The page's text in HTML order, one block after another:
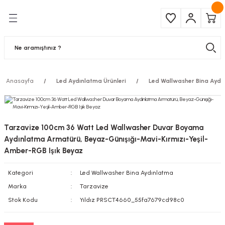
Anasayfa Led Aydınlatma Ürünleri Led Wallwasher Bina
Tarzavize 100cm 36 Watt Led Wallwasher Duvar Boyama
Aydınlatma Armatürü, Beyaz-Günışığı-Mavi-Kırmızı-Yeşil-
Amber-RGB Işık Beyaz
Kategori
Led Wallwasher Bina Aydınlatma
Marka
Tarzavize
Stok Kodu
Yıldız PRSCT4660_55fa7679cd98c0